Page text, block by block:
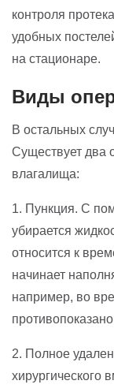
контроля
удобных
на стационаре.
Виды
В остальных
Существует два
влагалища:
1. Пункция. С
убирается
относится к
начинает
например, во
2. Полное
хирургического